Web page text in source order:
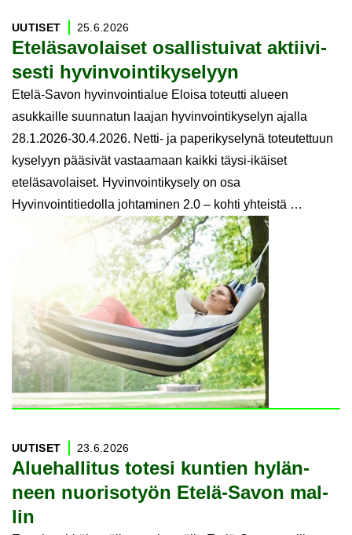
Ete­lä­sa­vo­lai­set osal­lis­tui­vat ak­tii­vi­
ses­ti hy­vin­voin­ti­ky­se­lyyn
UU­TI­SET 25.6.2026
Etelä-Savon hyvinvointialue Eloisa toteutti alueen
asukkaille suunnatun laajan hyvinvointikyselyn ajalla
28.1.2026-30.4.2026. Netti- ja paperikyselynä toteutettuun
kyselyyn pääsivät vastaamaan kaikki täysi-ikäiset
eteläsavolaiset. Hyvinvointikysely on osa
Hyvinvointitiedolla johtaminen 2.0 – kohti yhteistä …
Alue­hal­li­tus to­te­si kun­tien hy­län­
neen nuo­ri­so­työn Etelä-​Savon mal­
lin
UU­TI­SET 23.6.2026